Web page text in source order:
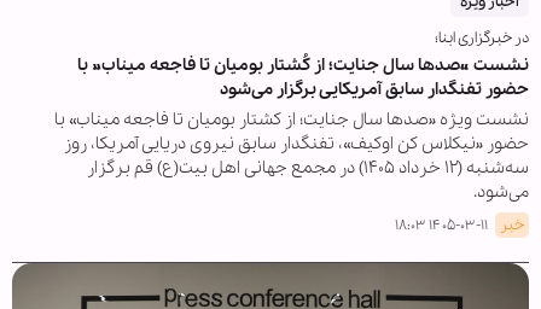
در خبرگزاری ابنا؛
نشست «صدها سال جنایت؛ از کُشتار بومیان تا فاجعه میناب» با
حضور تفنگدار سابق آمریکایی برگزار می‌شود
نشست ویژه «صدها سال جنایت؛ از کشتار بومیان تا فاجعه میناب» با
حضور «نیکلاس کن اوکیف»، تفنگدار سابق نیروی دریایی آمریکا، روز
سه‌شنبه (۱۲ خرداد ۱۴۰۵) در مجمع جهانی اهل بیت(ع) قم برگزار
می‌شود.
خبر ۱۴۰۵-۰۳-۱۱ ۱۸:۰۳